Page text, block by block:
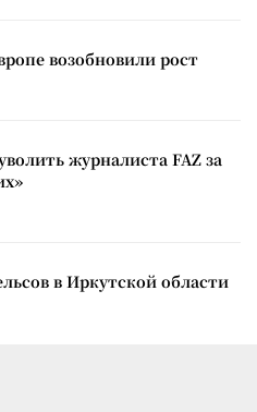
возобновили рост
журналиста FAZ за
в Иркутской области